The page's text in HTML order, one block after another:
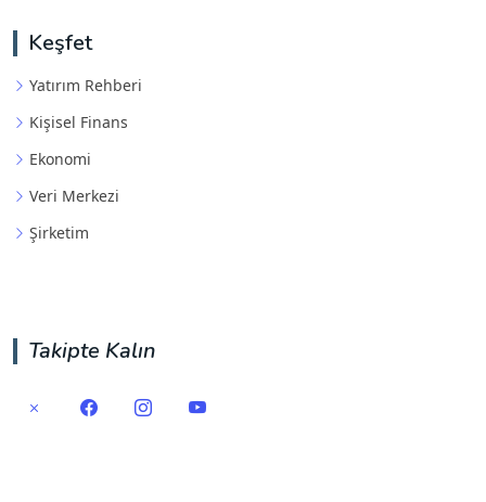
Keşfet
Yatırım Rehberi
Kişisel Finans
Ekonomi
Veri Merkezi
Şirketim
Takipte Kalın